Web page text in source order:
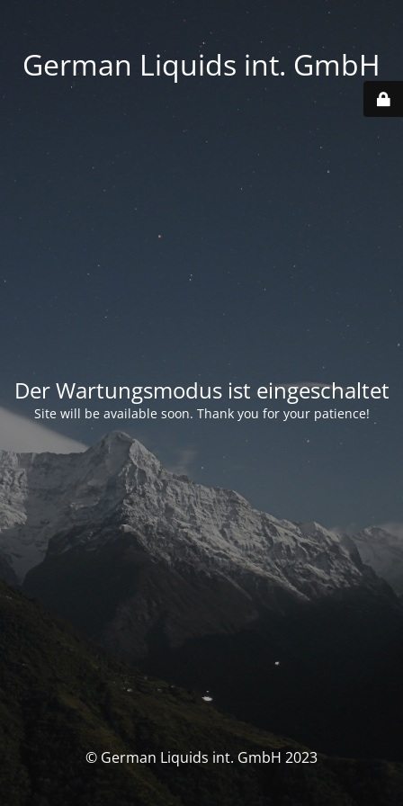
German Liquids int. GmbH
Der Wartungsmodus ist eingeschaltet
Site will be available soon. Thank you for your patience!
© German Liquids int. GmbH 2023